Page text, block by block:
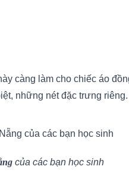
càng làm cho chiếc áo
những nét đặc trưng riêng.
của các bạn học sinh